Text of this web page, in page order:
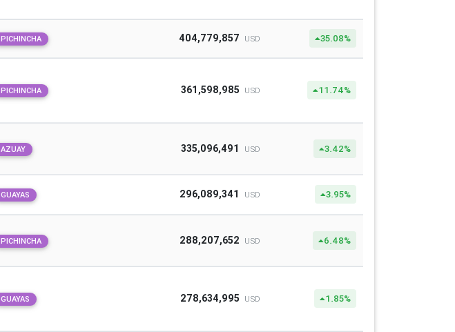
PICHINCHA 404,779,857 USD 35.08%
PICHINCHA 361,598,985 USD 11.74%
AZUAY 335,096,491 USD 3.42%
GUAYAS 296,089,341 USD 3.95%
PICHINCHA 288,207,652 USD 6.48%
GUAYAS 278,634,995 USD 1.85%